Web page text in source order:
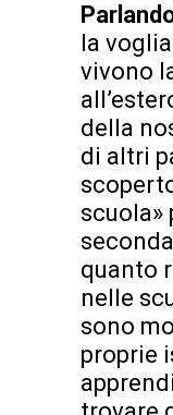
la
vivono
della
di altri
scuola»
quanto
nelle
sono
proprie